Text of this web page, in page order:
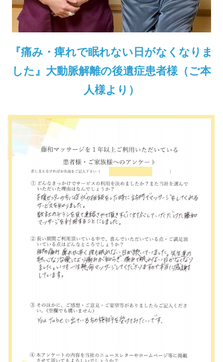
『痛み・痺れで眠れない日がなくなりま
した』大動脈解離の後遺症患者様（ご本
人様より）